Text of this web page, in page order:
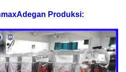
Adegan Produksi: